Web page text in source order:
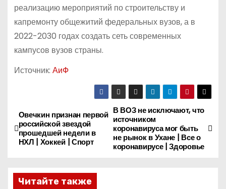
реализацию мероприятий по строительству и
капремонту общежитий федеральных вузов, а в
2022-2030 годах создать сеть современных
кампусов вузов страны.
Источник: АиФ
Н
а
и
В ВОЗ не исключают, что
источником
коронавируса мог быть
не рынок в Ухане | Все о
коронавирусе | Здоровье
Овечкин признан первой
российской звездой
прошедшей недели в
НХЛ | Хоккей | Спорт
Читайте также